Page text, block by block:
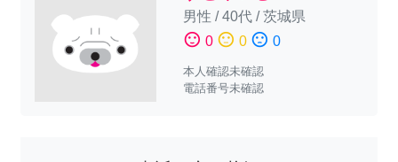
男性 /40代/茨城県
sentiment_satisfied 0 sentiment_neutral 0 sentiment_dissatisfied 0
本人確認未確認
電話番号未確認